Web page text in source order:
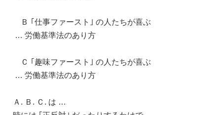
Ｂ ｢仕事ファースト｣ の人たちが喜ぶ
… 労働基準法のあり方
Ｃ ｢趣味ファースト｣ の人たちが喜ぶ
… 労働基準法のあり方
Ａ. Ｂ. Ｃ. は …